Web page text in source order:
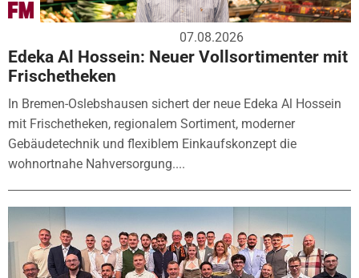
07.08.2026
Edeka Al Hossein: Neuer Vollsortimenter mit
Frischetheken
In Bremen-Oslebshausen sichert der neue Edeka Al Hossein
mit Frischetheken, regionalem Sortiment, moderner
Gebäudetechnik und flexiblem Einkaufskonzept die
wohnortnahe Nahversorgung....